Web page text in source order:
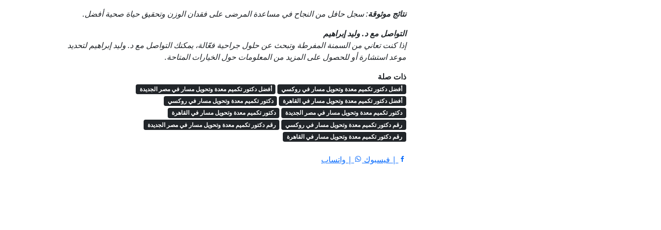
نتائج موثوقة: سجل حافل من النجاح في مساعدة المرضى على فقدان الوزن وتحقيق حياة صحية أفضل.
التواصل مع د. وليد إبراهيم
إذا كنت تعاني من السمنة المفرطة وتبحث عن حلول جراحية فعّالة، يمكنك التواصل مع د. وليد إبراهيم لتحديد
موعد استشارة أو للحصول على المزيد من المعلومات حول الخيارات المتاحة.
ذات صلة
أفضل دكتور تكميم معدة وتحويل مسار في روكسي
أفضل دكتور تكميم معدة وتحويل مسار في مصر الجديدة
أفضل دكتور تكميم معدة وتحويل مسار في القاهرة
دكتور تكميم معدة وتحويل مسار في روكسي
دكتور تكميم معدة وتحويل مسار في مصر الجديدة
دكتور تكميم معدة وتحويل مسار في القاهرة
رقم دكتور تكميم معدة وتحويل مسار في روكسي
رقم دكتور تكميم معدة وتحويل مسار في مصر الجديدة
رقم دكتور تكميم معدة وتحويل مسار في القاهرة
| فيسبوك | واتساب